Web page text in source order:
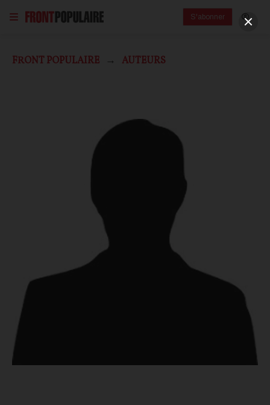
S'abonner
FRONT POPULAIRE AUTEURS